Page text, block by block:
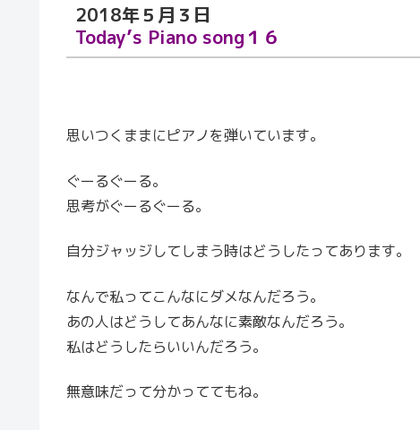
2018年５月３日
Today’s Piano song１６
思いつくままにピアノを弾いています。
ぐーるぐーる。
思考がぐーるぐーる。
自分ジャッジしてしまう時はどうしたってあります。
なんで私ってこんなにダメなんだろう。
あの人はどうしてあんなに素敵なんだろう。
私はどうしたらいいんだろう。
無意味だって分かっててもね。